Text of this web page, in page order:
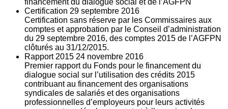
financement du dialogue social et de l’AGFPN
Certification 29 septembre 2016
Certification sans réserve par les Commissaires aux
comptes et approbation par le Conseil d’administration
du 29 septembre 2016, des comptes 2015 de l’AGFPN
clôturés au 31/12/2015.
Rapport 2015 24 novembre 2016
Premier rapport du Fonds pour le financement du
dialogue social sur l’utilisation des crédits 2015
contribuant au financement des organisations
syndicales de salariés et des organisations
professionnelles d’employeurs pour leurs activités